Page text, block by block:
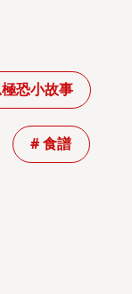
恐小故事
# 食譜